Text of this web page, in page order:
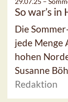
So war’s in
Die
jede Menge
hohen
Susanne
Redaktion